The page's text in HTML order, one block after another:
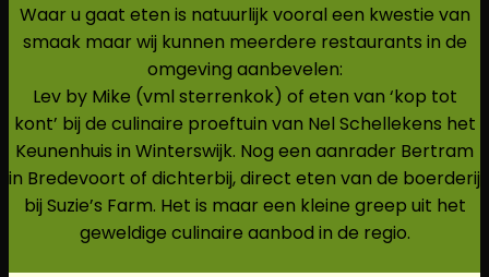
Waar u gaat eten is natuurlijk vooral een kwestie van
smaak maar wij kunnen meerdere restaurants in de
omgeving aanbevelen:
Lev by Mike (vml sterrenkok) of eten van ‘kop tot
kont’ bij de culinaire proeftuin van Nel Schellekens het
Keunenhuis in Winterswijk. Nog een aanrader Bertram
in Bredevoort of dichterbij, direct eten van de boerderij
bij Suzie’s Farm. Het is maar een kleine greep uit het
geweldige culinaire aanbod in de regio.